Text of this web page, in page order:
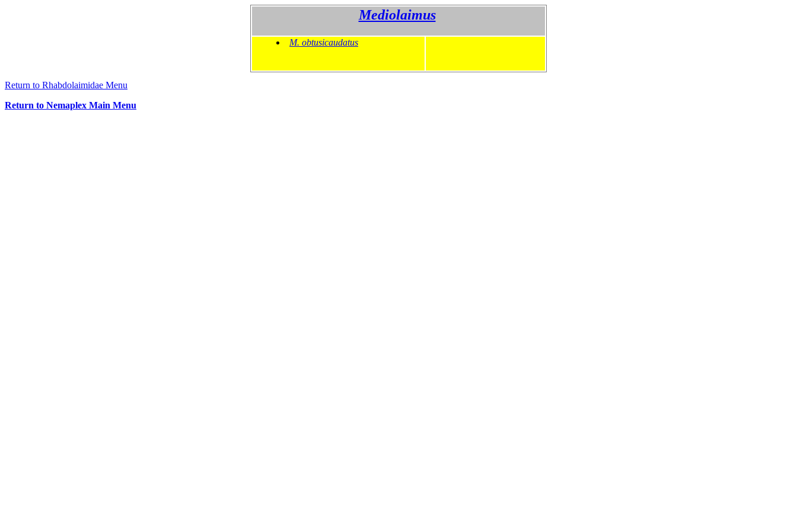
Mediolaimus
M. obtusicaudatus
Return to Rhabdolaimidae Menu
Return to Nemaplex Main Menu